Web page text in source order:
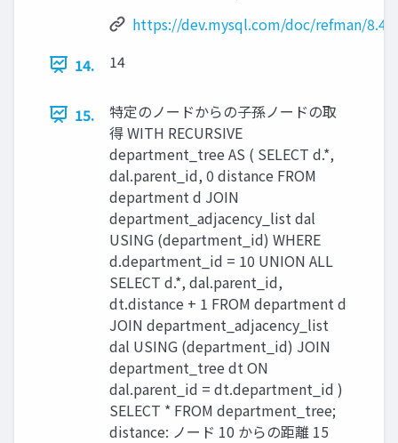
https://dev.mysql.com/doc/refman/
14.
14
15.
特定のノードからの子孫ノードの取
得 WITH RECURSIVE
department_tree AS ( SELECT d.*,
dal.parent_id, 0 distance FROM
department d JOIN
department_adjacency_list dal
USING (department_id) WHERE
d.department_id = 10 UNION ALL
SELECT d.*, dal.parent_id,
dt.distance + 1 FROM department d
JOIN department_adjacency_list
dal USING (department_id) JOIN
department_tree dt ON
dal.parent_id = dt.department_id )
SELECT * FROM department_tree;
distance: ノード 10 からの距離 15